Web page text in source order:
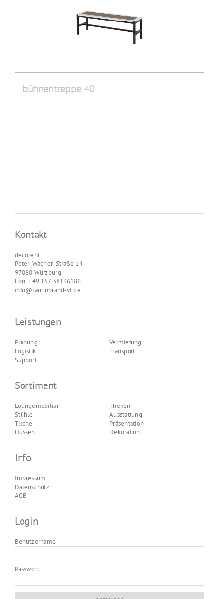
bühnentreppe 40
Kontakt
decorent
Peter-Wagner-Straße 14
97080 Würzburg
Fon: +49 157 38136186
info@laurinbrand-vt.de
Leistungen
Planung
Logistik
Support
Vermietung
Transport
Sortiment
Loungemobiliar
Stühle
Tische
Hussen
Theken
Ausstattung
Präsentation
Dekoration
Info
Impressum
Datenschutz
AGB
Login
Benutzername
Passwort